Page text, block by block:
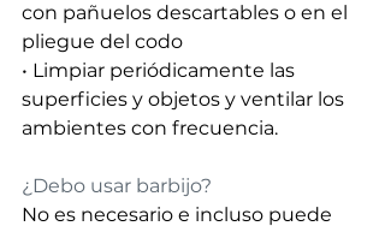
con pañuelos descartables o en el
pliegue del codo
• Limpiar periódicamente las
superficies y objetos y ventilar los
ambientes con frecuencia.
¿Debo usar barbijo?
No es necesario e incluso puede